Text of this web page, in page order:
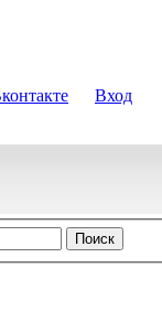
Вход